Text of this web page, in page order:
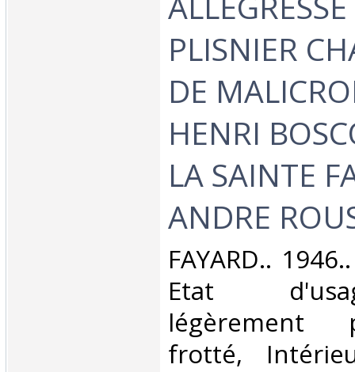
PLISNIER
DE
HENRI
LA SAINTE
ANDRE
‎FAYARD..
Etat
légèrement
frotté,